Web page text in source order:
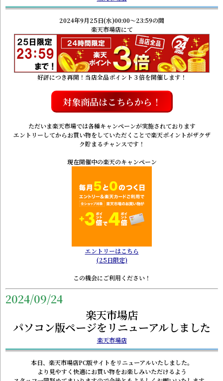
2024年9月25日(水)00:00～23:59の間
楽天市場店にて
好評につき再開！当店全品ポイント３倍を開催します！
対象商品はこちらから！
ただいま楽天市場では各種キャンペーンが実施されております
エントリーしてからお買い物をしていただくことで楽天ポイントがザクザ
ク貯まるチャンスです！
現在開催中の楽天のキャンペーン
エントリーはこちら
(25日限定)
この機会にご利用ください！
2024/09/24
楽天市場店
パソコン版ページをリニューアルしました
楽天市場店
本日、楽天市場店PC版サイトをリニューアルいたしました。
より見やすく快適にお買い物をお楽しみいただけるよう